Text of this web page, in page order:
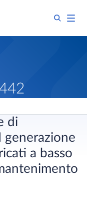
di
generazione
a basso